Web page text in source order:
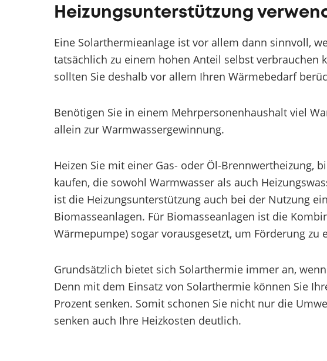
Heizungsunterstützung
Eine Solarthermieanlage ist vor allem dann sinnvoll,
tatsächlich zu einem hohen Anteil selbst verbrauchen
sollten Sie deshalb vor allem Ihren Wärmebedarf
Benötigen Sie in einem Mehrpersonenhaushalt viel
allein zur Warmwassergewinnung.
Heizen Sie mit einer Gas- oder Öl-Brennwertheizung,
kaufen, die sowohl Warmwasser als auch
ist die Heizungsunterstützung auch bei der Nutzung
Biomasseanlagen. Für Biomasseanlagen ist die
Wärmepumpe) sogar vorausgesetzt, um Förderung zu
Grundsätzlich bietet sich Solarthermie immer an,
Denn mit dem Einsatz von Solarthermie können Sie
Prozent senken. Somit schonen Sie nicht nur die
senken auch Ihre Heizkosten deutlich.